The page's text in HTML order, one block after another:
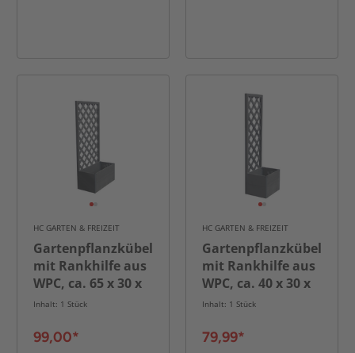
HC GARTEN & FREIZEIT
Gartenpflanzkübel
mit Rankhilfe aus
WPC, ca. 65 x 30 x
135 cm - Holzoptik
Inhalt: 1 Stück
99,00*
HC GARTEN & FREIZEIT
Gartenpflanzkübel
mit Rankhilfe aus
WPC, ca. 40 x 30 x
135 cm - Anthrazit
Inhalt: 1 Stück
79,99*